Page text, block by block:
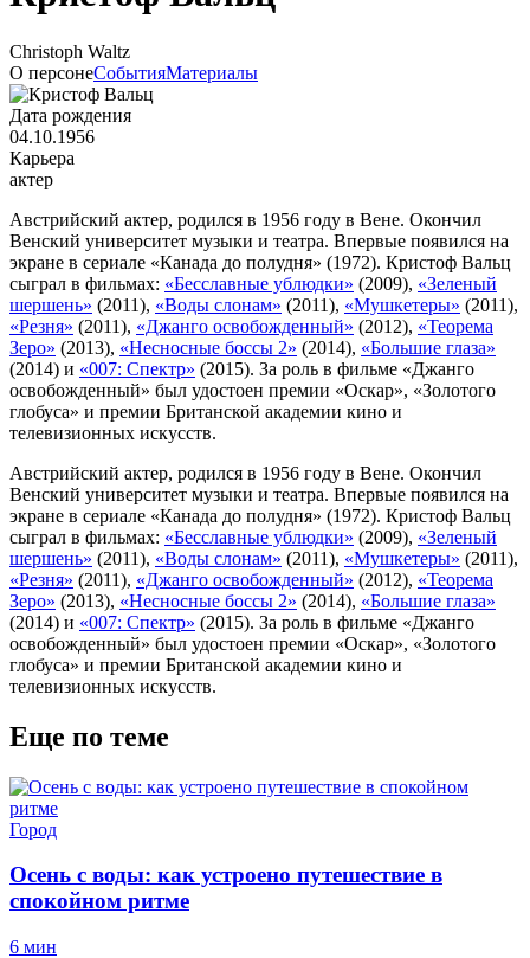
Christoph Waltz
О персонеСобытияМатериалы
Дата рождения
04.10.1956
Карьера
актер
Австрийский актер, родился в 1956 году в Вене. Окончил
Венский университет музыки и театра. Впервые появился на
экране в сериале «Канада до полудня» (1972). Кристоф Вальц
сыграл в фильмах: «Бесславные ублюдки» (2009), «Зеленый
шершень» (2011), «Воды слонам» (2011), «Мушкетеры» (2011),
«Резня» (2011), «Джанго освобожденный» (2012), «Теорема
Зеро» (2013), «Несносные боссы 2» (2014), «Большие глаза»
(2014) и «007: Спектр» (2015). За роль в фильме «Джанго
освобожденный» был удостоен премии «Оскар», «Золотого
глобуса» и премии Британской академии кино и
телевизионных искусств.
Австрийский актер, родился в 1956 году в Вене. Окончил
Венский университет музыки и театра. Впервые появился на
экране в сериале «Канада до полудня» (1972). Кристоф Вальц
сыграл в фильмах: «Бесславные ублюдки» (2009), «Зеленый
шершень» (2011), «Воды слонам» (2011), «Мушкетеры» (2011),
«Резня» (2011), «Джанго освобожденный» (2012), «Теорема
Зеро» (2013), «Несносные боссы 2» (2014), «Большие глаза»
(2014) и «007: Спектр» (2015). За роль в фильме «Джанго
освобожденный» был удостоен премии «Оскар», «Золотого
глобуса» и премии Британской академии кино и
телевизионных искусств.
Еще по теме
Город
Осень с воды: как устроено путешествие в
спокойном ритме
6 мин